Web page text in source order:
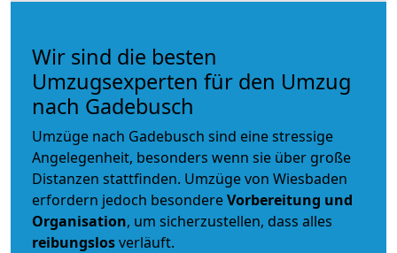
Wir sind die besten
Umzugsexperten für den Umzug
nach Gadebusch
Umzüge nach Gadebusch sind eine stressige
Angelegenheit, besonders wenn sie über große
Distanzen stattfinden. Umzüge von Wiesbaden
erfordern jedoch besondereVorbereitung und
Organisation, um sicherzustellen, dass alles
reibungslosverläuft.